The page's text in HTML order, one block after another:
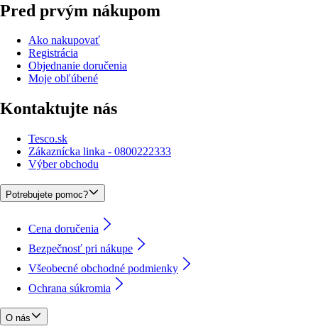
Pred prvým nákupom
Ako nakupovať
Registrácia
Objednanie doručenia
Moje obľúbené
Kontaktujte nás
Tesco.sk
Zákaznícka linka - 0800222333
Výber obchodu
Potrebujete pomoc?
Cena doručenia
Bezpečnosť pri nákupe
Všeobecné obchodné podmienky
Ochrana súkromia
O nás